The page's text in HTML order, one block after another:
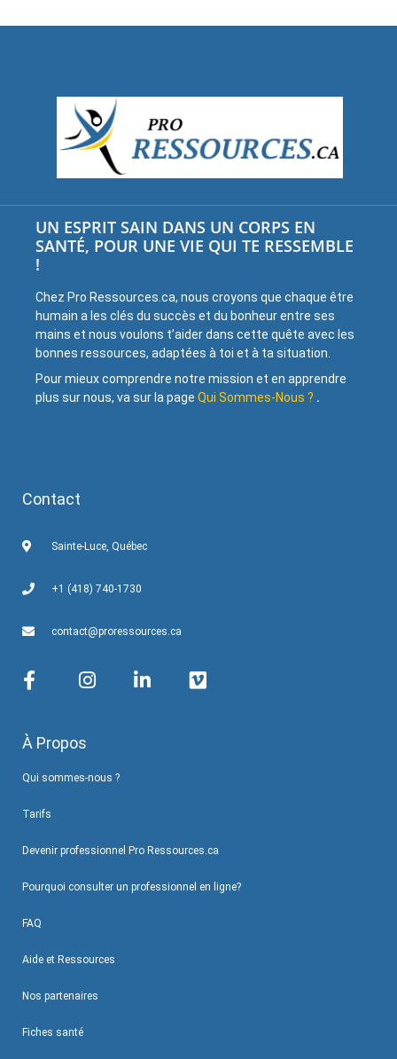
UN ESPRIT SAIN DANS UN CORPS EN
SANTÉ, POUR UNE VIE QUI TE RESSEMBLE
!
Chez Pro Ressources.ca, nous croyons que chaque être
humain a les clés du succès et du bonheur entre ses
mains et nous voulons t’aider dans cette quête avec les
bonnes ressources, adaptées à toi et à ta situation.
Pour mieux comprendre notre mission et en apprendre
plus sur nous, va sur la page Qui Sommes-Nous ? .
Contact
Sainte-Luce, Québec
+1 (418) 740-1730
contact@proressources.ca
À Propos
Qui sommes-nous ?
Tarifs
Devenir professionnel Pro Ressources.ca
Pourquoi consulter un professionnel en ligne?
FAQ
Aide et Ressources
Nos partenaires
Fiches santé